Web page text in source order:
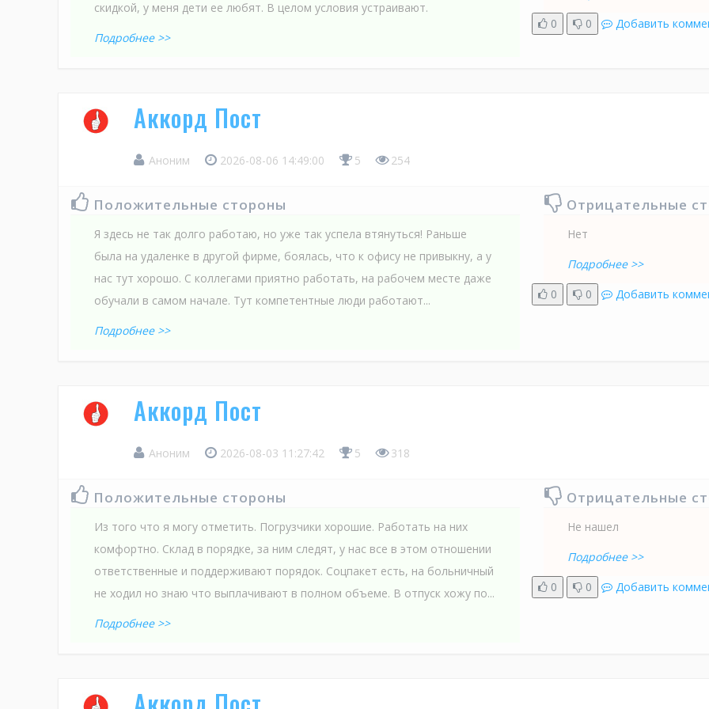
скидкой, у меня дети ее любят. В целом условия устраивают.
Подробнее >>
0
0 Добавить
Аккорд Пост
Аноним 2026-08-06 14:49:00 5 254
Положительные стороны
Я здесь не так долго работаю, но уже так успела втянуться! Раньше
была на удаленке в другой фирме, боялась, что к офису не привыкну, а у
нас тут хорошо. С коллегами приятно работать, на рабочем месте даже
обучали в самом начале. Тут компетентные люди работают...
Подробнее >>
Отрицательные
Нет
Подробнее >>
0
0 Добавить
Аккорд Пост
Аноним 2026-08-03 11:27:42 5 318
Положительные стороны
Из того что я могу отметить. Погрузчики хорошие. Работать на них
комфортно. Склад в порядке, за ним следят, у нас все в этом отношении
ответственные и поддерживают порядок. Соцпакет есть, на больничный
не ходил но знаю что выплачивают в полном объеме. В отпуск хожу по...
Подробнее >>
Отрицательные
Не нашел
Подробнее >>
0
0 Добавить